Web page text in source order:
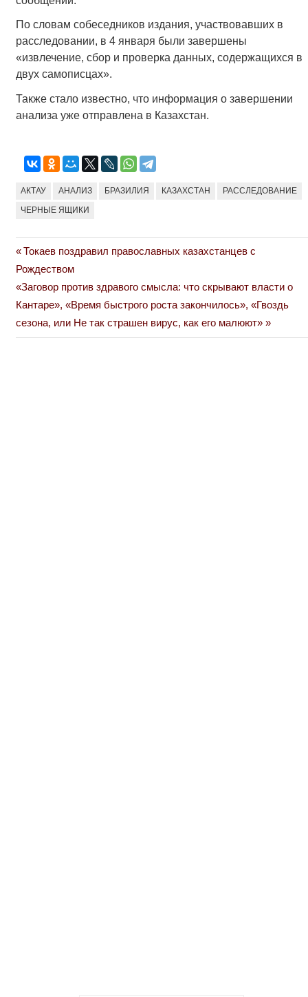
По словам собеседников издания, участвовавших в
расследовании, в 4 января были завершены
«извлечение, сбор и проверка данных, содержащихся в
двух самописцах».
Также стало известно, что информация о завершении
анализа уже отправлена в Казахстан.
АКТАУ АНАЛИЗ БРАЗИЛИЯ КАЗАХСТАН РАССЛЕДОВАНИЕ
ЧЕРНЫЕ ЯЩИКИ
Навигация
по
записям
Previous
Post:
Токаев поздравил православных казахстанцев с
Рождеством
Next
Post:
«Заговор против здравого смысла: что скрывают власти о
Кантаре», «Время быстрого роста закончилось», «Гвоздь
сезона, или Не так страшен вирус, как его малюют»